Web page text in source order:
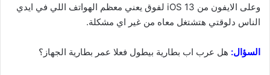
وعلى الايفون من iOS 13 لفوق يعني معظم الهواتف اللي في ايدي
الناس دلوقتي هتشتغل معاه من غير اي مشكلة.
السؤال: هل عرب اب بطارية بيطول فعلا عمر بطارية الجهاز؟